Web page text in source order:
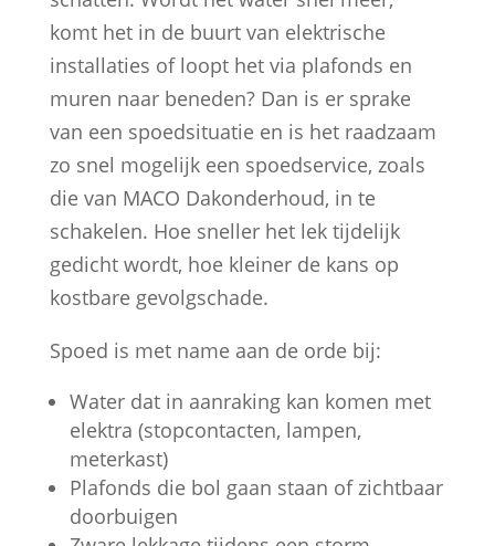
komt het in de buurt van elektrische
installaties of loopt het via plafonds en
muren naar beneden? Dan is er sprake
van een spoedsituatie en is het raadzaam
zo snel mogelijk een spoedservice, zoals
die van MACO Dakonderhoud, in te
schakelen. Hoe sneller het lek tijdelijk
gedicht wordt, hoe kleiner de kans op
kostbare gevolgschade.
Spoed is met name aan de orde bij:
Water dat in aanraking kan komen met
elektra (stopcontacten, lampen,
meterkast)
Plafonds die bol gaan staan of zichtbaar
doorbuigen